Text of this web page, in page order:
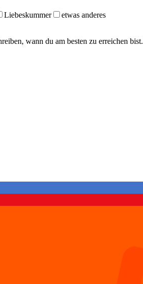
Liebeskummer
etwas anderes
wann du am besten zu erreichen bist.